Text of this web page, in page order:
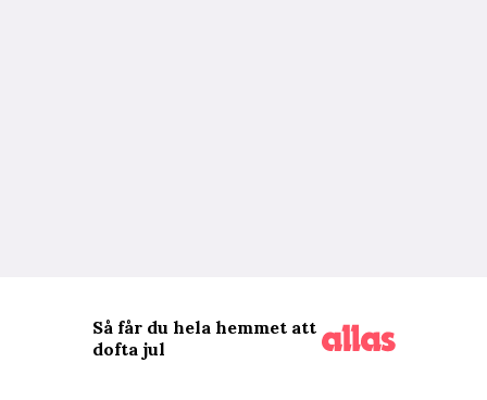
Så får du hela hemmet att
dofta jul